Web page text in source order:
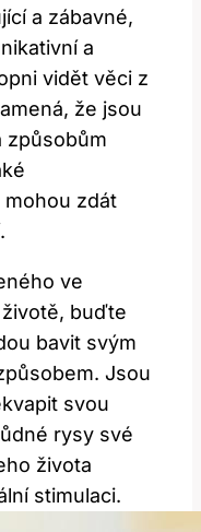
a zábavné,
a
vidět věci z
že jsou
způsobům
zdát
ve
buďte
bavit svým
Jsou
svou
rysy své
života
stimulaci.